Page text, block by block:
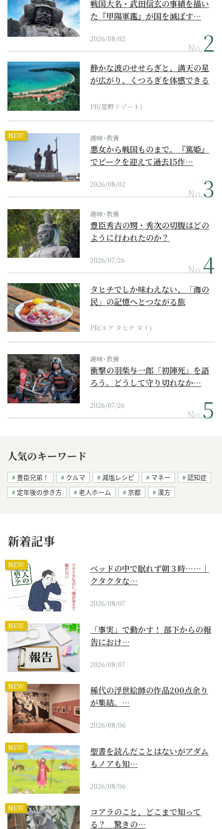
戦国大名・武田信玄の事績を描い
た『甲陽軍鑑』が国を滅ぼす…
2026/08/02
No.
静かな波のせせらぎと、満天の星
が広がり、くつろぎを体感できる
PR(星野リゾート)
NEW 趣味･教養
悪女から戦国ものまで。『篤姫』
でピークを迎えて過去15作…
2026/08/02
No.
趣味･教養
豊臣秀吉の甥・秀次の切腹はどの
ように行われたのか？
2026/07/26
No.
タヒチでしか味わえない、「海の
民」の記憶へとつながる旅
PR(エア タヒチ ヌイ)
趣味･教養
衝撃の羽柴与一郎「初陣死」を語
ろう。どうして守り切れなか…
2026/07/26
No.
人気のキーワード
豊臣兄弟！ クルマ 減塩レシピ マネー
認知症
定年後の歩き方
老人ホーム 京都 漢方
新着記事
NEW
ベッドの中で眠れず朝３時……｜
クタクタな…
2026/08/07
NEW
「事実」で動かす！ 部下からの報
告におけ…
2026/08/07
NEW
稀代の浮世絵師の作品200点余り
が集結。…
2026/08/06
NEW
聖書を読んだことはないがアダム
もノアも知…
2026/08/06
NEW
コアラのこと、どこまで知って
る？ 驚きの…